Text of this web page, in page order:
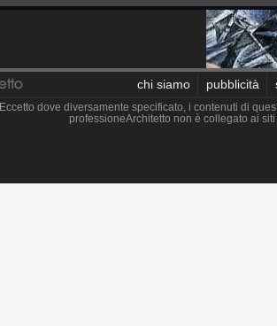
chi siamo pubblicità
Eccetto dove diversamente specificato, i contenuti di
professioneArchitetto non è collegato ai